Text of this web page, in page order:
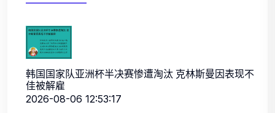
韩国国家队亚洲杯半决赛惨遭淘汰 克林斯曼因表现不
佳被解雇
2026-08-06 12:53:17